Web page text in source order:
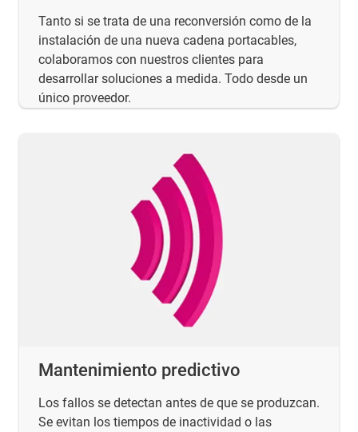
Tanto si se trata de una reconversión como de la
instalación de una nueva cadena portacables,
colaboramos con nuestros clientes para
desarrollar soluciones a medida. Todo desde un
único proveedor.
Mantenimiento predictivo
Los fallos se detectan antes de que se produzcan.
Se evitan los tiempos de inactividad o las